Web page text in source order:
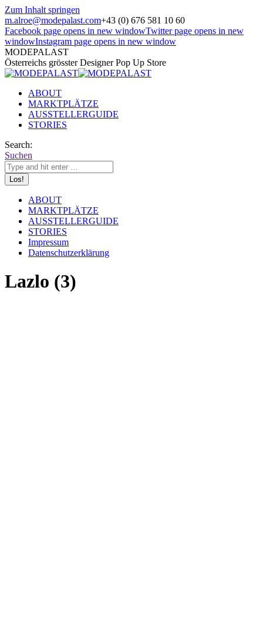
Zum Inhalt springen
m.alroe@modepalast.com+43 (0) 676 581 10 60
Facebook page opens in new windowTwitter page opens in new
windowInstagram page opens in new window
MODEPALAST
Österreichs grösster Designer Pop Up Store
ABOUT
MARKTPLÄTZE
AUSSTELLERGUIDE
STORIES
Search:
Suchen
ABOUT
MARKTPLÄTZE
AUSSTELLERGUIDE
STORIES
Impressum
Datenschutzerklärung
Lazlo (3)